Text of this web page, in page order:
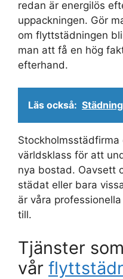
redan är energilös
uppackningen. Gör
om flyttstädningen
man att få en hög
efterhand.
Läs också:
världsklass för att
nya bostad. Oavsett
städat eller bara
är våra
till.
Tjänster
vår